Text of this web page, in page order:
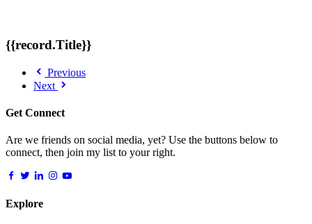
{{record.Title}}
Previous
Next
Get Connect
Are we friends on social media, yet? Use the buttons below to
connect, then join my list to your right.
Explore